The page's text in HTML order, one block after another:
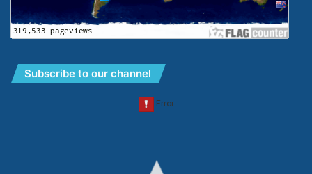
Subscribe to our channel